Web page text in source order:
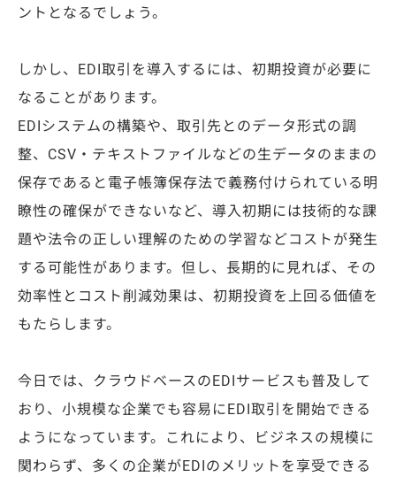
ントとなるでしょう。
しかし、EDI取引を導入するには、初期投資が必要に
なることがあります。
EDIシステムの構築や、取引先とのデータ形式の調
整、CSV・テキストファイルなどの生データのままの
保存であると電子帳簿保存法で義務付けられている明
瞭性の確保ができないなど、導入初期には技術的な課
題や法令の正しい理解のための学習などコストが発生
する可能性があります。但し、長期的に見れば、その
効率性とコスト削減効果は、初期投資を上回る価値を
もたらします。
今日では、クラウドベースのEDIサービスも普及して
おり、小規模な企業でも容易にEDI取引を開始できる
ようになっています。これにより、ビジネスの規模に
関わらず、多くの企業がEDIのメリットを享受できる